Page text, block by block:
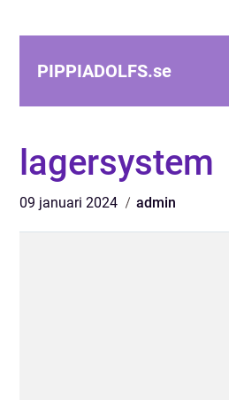
PIPPIADOLFS.se
lagersystem
09 januari 2024 admin